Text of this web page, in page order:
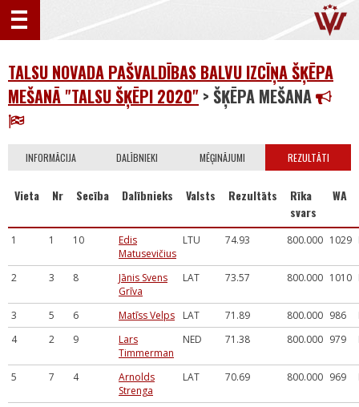
TALSU NOVADA PAŠVALDĪBAS BALVU IZCĪŅA ŠĶĒPA
MEŠANĀ "TALSU ŠĶĒPI 2020" > ŠĶĒPA MEŠANA
INFORMĀCIJA DALĪBNIEKI MĒĢINĀJUMI REZULTĀTI
Vieta Nr Secība Dalībnieks Valsts Rezultāts
Rīka
svars
WA
1 1 10
Edis
Matusevičius
LTU 74.93 800.000 1029
2 3 8
Jānis Svens
Grīva
LAT 73.57 800.000 1010
3 5 6 Matīss Velps LAT 71.89 800.000 986
4
2 9
Lars
Timmerman
NED 71.38 800.000 979
5 7 4
Arnolds
Strenga
LAT 70.69 800.000 969